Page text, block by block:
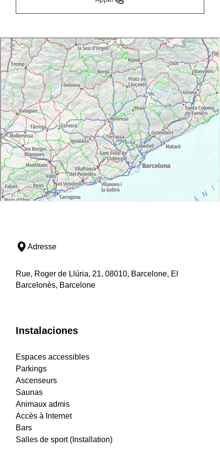
Adresse
Rue, Roger de Llúria, 21, 08010, Barcelone, El
Barcelonès, Barcelone
Instalaciones
Espaces accessibles
Parkings
Ascenseurs
Saunas
Animaux admis
Accès à Internet
Bars
Salles de sport (Installation)